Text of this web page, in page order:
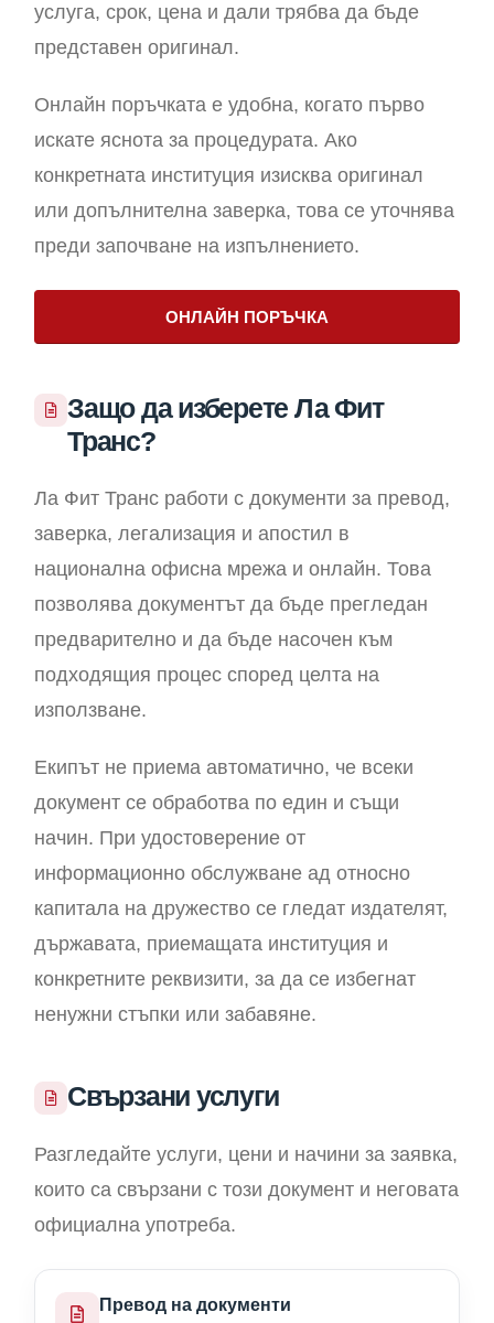
услуга, срок, цена и дали трябва да бъде
представен оригинал.
Онлайн поръчката е удобна, когато първо
искате яснота за процедурата. Ако
конкретната институция изисква оригинал
или допълнителна заверка, това се уточнява
преди започване на изпълнението.
ОНЛАЙН ПОРЪЧКА
Защо да изберете Ла Фит
Транс?
Ла Фит Транс работи с документи за превод,
заверка, легализация и апостил в
национална офисна мрежа и онлайн. Това
позволява документът да бъде прегледан
предварително и да бъде насочен към
подходящия процес според целта на
използване.
Екипът не приема автоматично, че всеки
документ се обработва по един и същи
начин. При удостоверение от
информационно обслужване ад относно
капитала на дружество се гледат издателят,
държавата, приемащата институция и
конкретните реквизити, за да се избегнат
ненужни стъпки или забавяне.
Свързани услуги
Разгледайте услуги, цени и начини за заявка,
които са свързани с този документ и неговата
официална употреба.
Превод на документи